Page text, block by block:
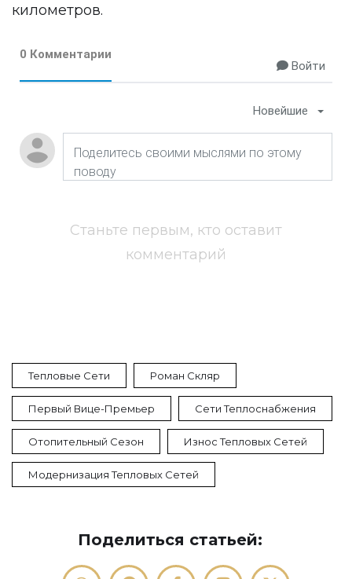
километров.
0 Комментарии
Войти
Новейшие
Станьте первым, кто оставит
комментарий
Тепловые Сети Роман Скляр
Первый Вице-Премьер Сети Теплоснабжения
Отопительный Сезон Износ Тепловых Сетей
Модернизация Тепловых Сетей
Поделиться статьей: